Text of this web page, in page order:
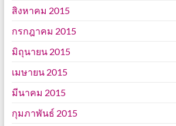
สิงหาคม 2015
กรกฎาคม 2015
มิถุนายน 2015
เมษายน 2015
มีนาคม 2015
กุมภาพันธ์ 2015